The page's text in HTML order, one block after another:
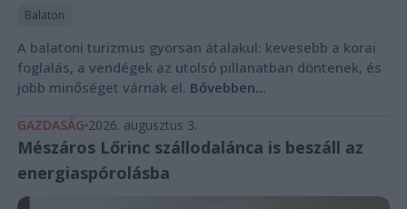
Balaton
A balatoni turizmus gyorsan átalakul: kevesebb a korai
foglalás, a vendégek az utolsó pillanatban döntenek, és
jobb minőséget várnak el. Bővebben...
GAZDASÁG 2026. augusztus 3.
Mészáros Lőrinc szállodalánca is beszáll az
energiaspórolásba